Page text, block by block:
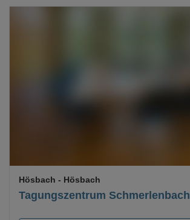
Tagungszentrum Schmerlenbach
Hösbach - Hösbach